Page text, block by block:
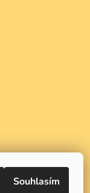
Souhlasím